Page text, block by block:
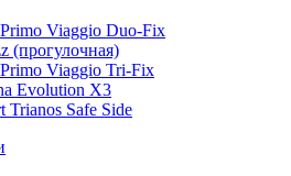
Primo Viaggio Duo-Fix
(прогулочная)
Primo Viaggio Tri-Fix
Evolution X3
Trianos Safe Side